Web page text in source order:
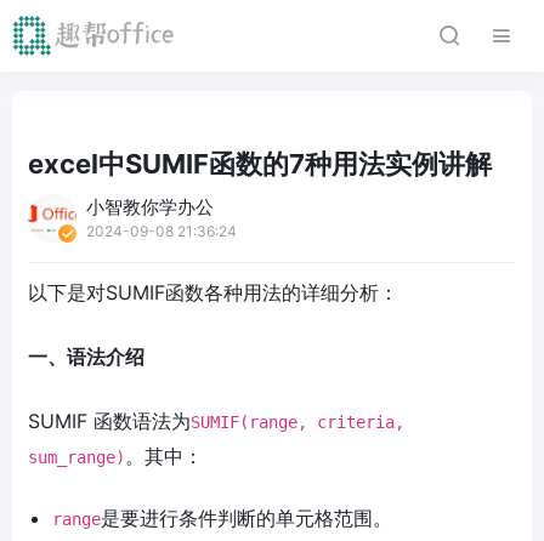
excel中SUMIF函数的7种用法实例讲解
小智教你学办公
2024-09-08 21:36:24
以下是对SUMIF函数各种用法的详细分析：
一、语法介绍
SUMIF 函数语法为SUMIF(range, criteria,
sum_range)。其中：
range是要进行条件判断的单元格范围。